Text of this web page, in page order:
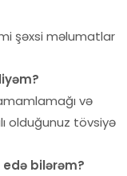
şəxsi məlumatlar
və
olduğunuz tövsiyə
edə bilərəm?